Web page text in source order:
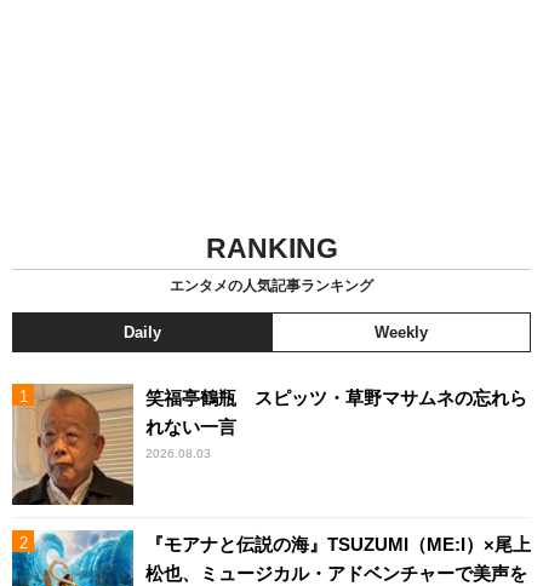
RANKING
エンタメの人気記事ランキング
Daily Weekly
笑福亭鶴瓶 スピッツ・草野マサムネの忘れら
れない一言
2026.08.03
『モアナと伝説の海』TSUZUMI（ME:I）×尾上
松也、ミュージカル・アドベンチャーで美声を